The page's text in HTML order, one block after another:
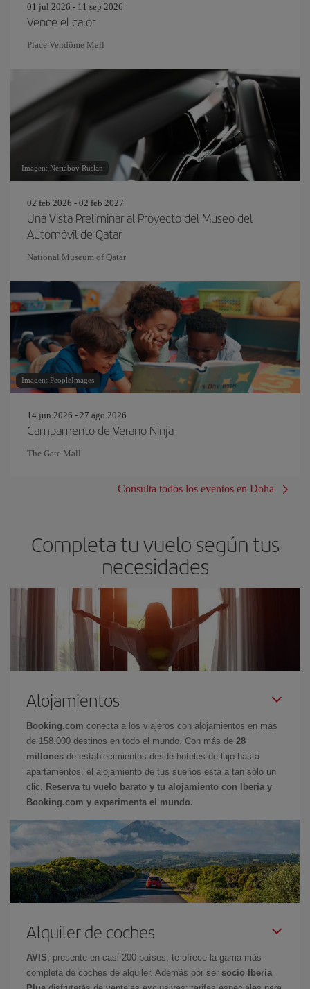
01 jul 2026 - 11 sep 2026
Vence el calor
Place Vendôme Mall
Imagen: Neriabov Ruslan
02 feb 2026 - 02 feb 2027
Una Vista Preliminar al Proyecto del Museo del
Automóvil de Qatar
National Museum of Qatar
Imagen: PeopleImages
14 jun 2026 - 27 ago 2026
Campamento de Verano Ninja
The Gate Mall
Consulta todos los eventos en Doha
Completa tu vuelo según tus
necesidades
Alojamientos
Booking.com conecta a los viajeros con alojamientos en más
de 158.000 destinos en todo el mundo. Con más de 28
millones de establecimientos desde hoteles de lujo hasta
apartamentos, el alojamiento de tus sueños está a tan sólo un
clic.
Reserva tu vuelo barato y tu alojamiento con Iberia y
Booking.com y experimenta el mundo.
Alquiler de coches
AVIS , presente en casi 200 países, te ofrece la gama más
completa de coches de alquiler. Además por ser socio Iberia